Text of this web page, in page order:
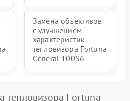
Замена объективов
с улучшением
характеристик
тепловизора Fortuna
General 100S6
тепловизора Fortuna